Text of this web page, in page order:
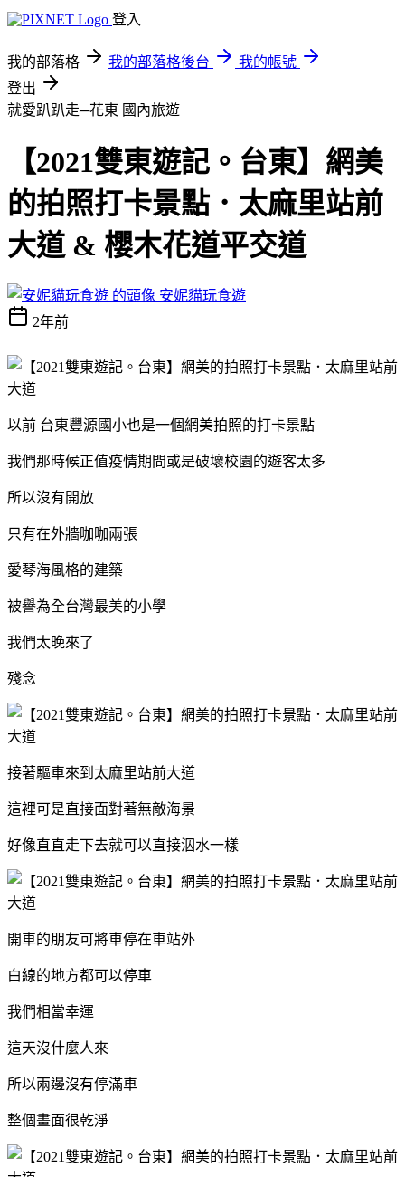
登入
我的部落格 我的部落格後台
我的帳號
登出
就愛趴趴走─花東 國內旅遊
【2021雙東遊記。台東】網美
的拍照打卡景點．太麻里站前
大道 & 櫻木花道平交道
安妮貓玩食遊
2年前
以前 台東豐源國小也是一個網美拍照的打卡景點
我們那時候正值疫情期間或是破壞校園的遊客太多
所以沒有開放
只有在外牆咖咖兩張
愛琴海風格的建築
被譽為全台灣最美的小學
我們太晚來了
殘念
接著驅車來到太麻里站前大道
這裡可是直接面對著無敵海景
好像直直走下去就可以直接泅水一樣
開車的朋友可將車停在車站外
白線的地方都可以停車
我們相當幸運
這天沒什麼人來
所以兩邊沒有停滿車
整個畫面很乾淨